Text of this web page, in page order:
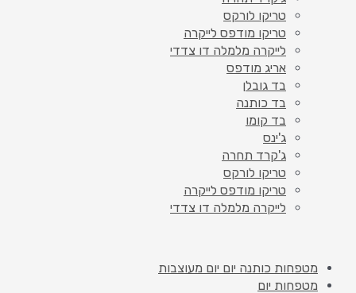
טריקו לורקס
טריקו מודפס לייקרה
לייקרה מלמלה דו צדדי
אריג מודפס
בד גובלן
בד כותנה
בד קומו
ג'ינס
ג'קרד תחרה
טריקו לורקס
טריקו מודפס לייקרה
לייקרה מלמלה דו צדדי
מטפחות כותנה יום יום מעוצבות
מטפחות יום